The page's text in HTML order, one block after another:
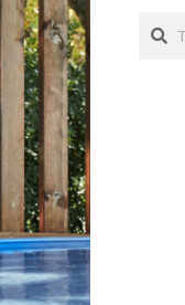
Search